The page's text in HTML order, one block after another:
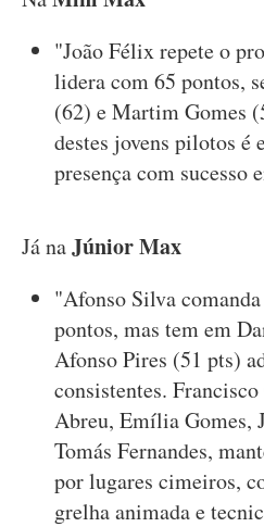
"João Félix repete o
lidera com 65 pontos,
(62) e Martim Gomes
destes jovens pilotos é
presença com sucesso
Já naJúnior Max
"Afonso Silva
pontos, mas tem em
Afonso Pires (51 pts)
consistentes.
Abreu, Emília Gomes,
Tomás Fernandes,
por lugares cimeiros,
grelha animada e